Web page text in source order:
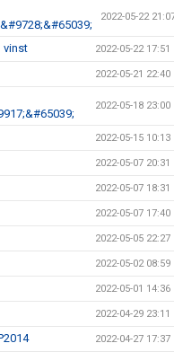
2022-05-22
vinst 2022-05-22 17:51
2022-05-21 22:40
2022-05-18 23:00
2022-05-15 10:13
2022-05-07 20:31
2022-05-07 18:31
2022-05-07 17:40
2022-05-05 22:27
2022-05-02 08:59
2022-05-01 14:36
2022-04-29 23:11
2022-04-27 17:37